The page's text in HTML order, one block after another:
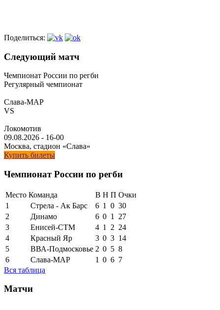
Поделиться:
Следующий матч
Чемпионат России по регби
Регулярный чемпионат
Слава-МАР
VS
Локомотив
09.08.2026 - 16-00
Москва, стадион «Слава»
Купить билеты
Чемпионат России по регби
Место Команда В Н П Очки
1
Стрела - Ак Барс 6 1 0 30
2
Динамо 6 0 1
27
3
Енисей-СТМ 4 1 2 24
4
Красный Яр 3 0 3 14
5
ВВА-Подмосковье 2 0 5 8
6
Слава-МАР 1 0 6 7
Вся таблица
Матчи